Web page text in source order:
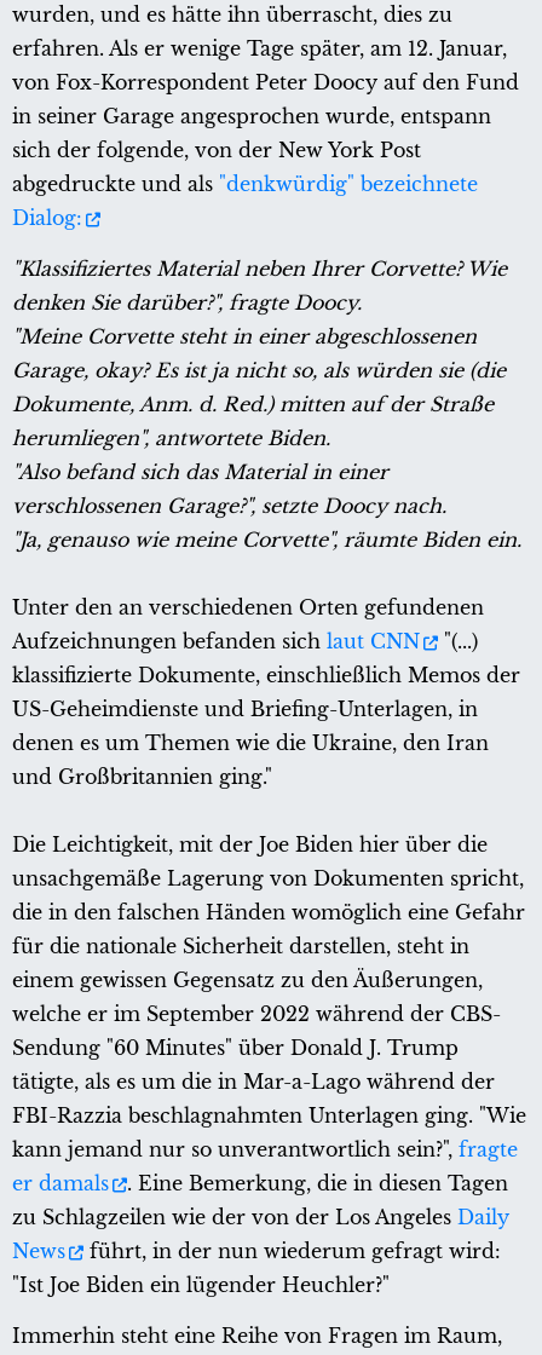
wurden, und es hätte ihn überrascht, dies zu
erfahren. Als er wenige Tage später, am 12. Januar,
von Fox-Korrespondent Peter Doocy auf den Fund
in seiner Garage angesprochen wurde, entspann
sich der folgende, von der New York Post
abgedruckte und als "denkwürdig" bezeichnete
Dialog:
"Klassifiziertes Material neben Ihrer Corvette? Wie
denken Sie darüber?", fragte Doocy.
"Meine Corvette steht in einer abgeschlossenen
Garage, okay? Es ist ja nicht so, als würden sie (die
Dokumente, Anm. d. Red.) mitten auf der Straße
herumliegen", antwortete Biden.
"Also befand sich das Material in einer
verschlossenen Garage?", setzte Doocy nach.
"Ja, genauso wie meine Corvette", räumte Biden ein.
Unter den an verschiedenen Orten gefundenen
Aufzeichnungen befanden sich laut CNN
"(...)
klassifizierte Dokumente, einschließlich Memos der
US-Geheimdienste und Briefing-Unterlagen, in
denen es um Themen wie die Ukraine, den Iran
und Großbritannien ging."
Die Leichtigkeit, mit der Joe Biden hier über die
unsachgemäße Lagerung von Dokumenten spricht,
die in den falschen Händen womöglich eine Gefahr
für die nationale Sicherheit darstellen, steht in
einem gewissen Gegensatz zu den Äußerungen,
welche er im September 2022 während der CBS-
Sendung "60 Minutes" über Donald J. Trump
tätigte, als es um die in Mar-a-Lago während der
FBI-Razzia beschlagnahmten Unterlagen ging. "Wie
kann jemand nur so unverantwortlich sein?", fragte
er damals
. Eine Bemerkung, die in diesen Tagen
zu Schlagzeilen wie der von der Los Angeles Daily
News
führt, in der nun wiederum gefragt wird:
"Ist Joe Biden ein lügender Heuchler?"
Immerhin steht eine Reihe von Fragen im Raum,